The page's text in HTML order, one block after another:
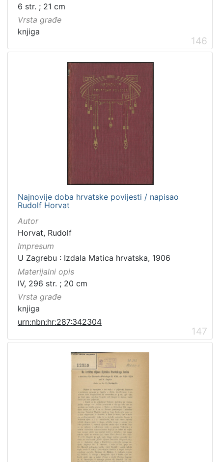
6 str. ; 21 cm
Vrsta građe
knjiga
146
Najnovije doba hrvatske povijesti / napisao
Rudolf Horvat
Autor
Horvat, Rudolf
Impresum
U Zagrebu : Izdala Matica hrvatska, 1906
Materijalni opis
IV, 296 str. ; 20 cm
Vrsta građe
knjiga
urn:nbn:hr:287:342304
147